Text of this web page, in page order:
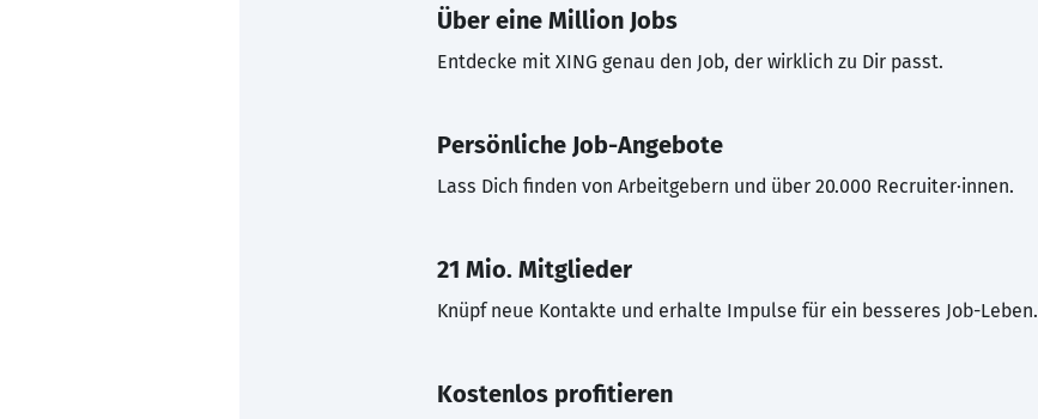
Über eine Million Jobs
Entdecke mit XING genau den Job, der wirklich zu Dir passt.
Persönliche Job-Angebote
Lass Dich finden von Arbeitgebern und über 20.000 Recruiter·innen.
21 Mio. Mitglieder
Knüpf neue Kontakte und erhalte Impulse für ein besseres Job-Leben.
Kostenlos profitieren